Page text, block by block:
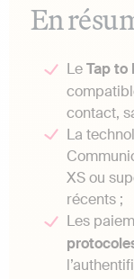
En
LeTap to
contact,
La
XS ou
récents ;
Les